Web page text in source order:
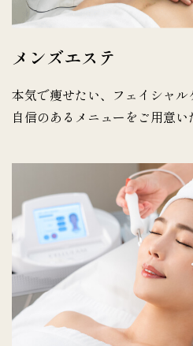
メンズエステ
本気で痩せたい、フェイシャ
自信のあるメニューをご用意い